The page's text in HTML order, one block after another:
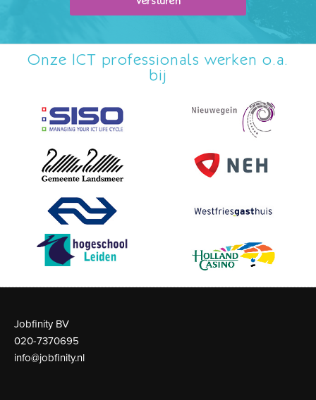
Onze ICT professionals werken o.a.
bij
Jobfinity BV
020-7370695
info@jobfinity.nl